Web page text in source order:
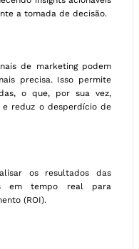
a tomada de decisão.
de marketing podem
precisa. Isso permite
o que, por sua vez,
e reduz o desperdício de
os resultados das
em tempo real para
(ROI).